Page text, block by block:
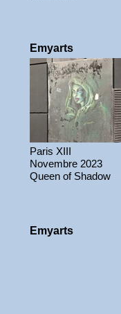
Emyarts
Paris XIII
Novembre 2023
Queen of Shadow
Emyarts